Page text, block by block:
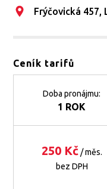
Frýčovická 457,
Ceník tarifů
Doba pronájmu:
1 ROK
250 Kč/ měs.
bez DPH